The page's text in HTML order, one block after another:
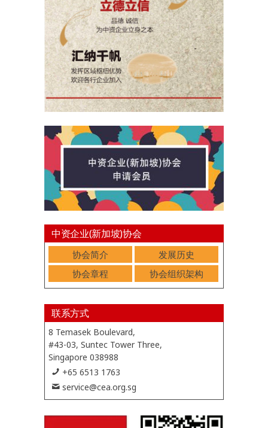
中资企业(新加坡)协会
协会简介
发展历史
协会章程
协会组织架构
联系方式
8 Temasek Boulevard,
#43-03, Suntec Tower Three,
Singapore 038988
+65 6513 1763
service@cea.org.sg